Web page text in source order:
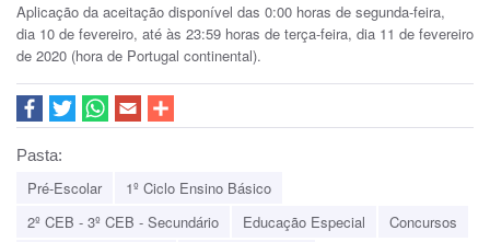
Aplicação da aceitação disponível das 0:00 horas de segunda-feira,
dia 10 de fevereiro, até às 23:59 horas de terça-feira, dia 11 de fevereiro
de 2020 (hora de Portugal continental).
Pasta:
Pré-Escolar
1º Ciclo Ensino Básico
2º CEB - 3º CEB - Secundário
Educação Especial
Concursos